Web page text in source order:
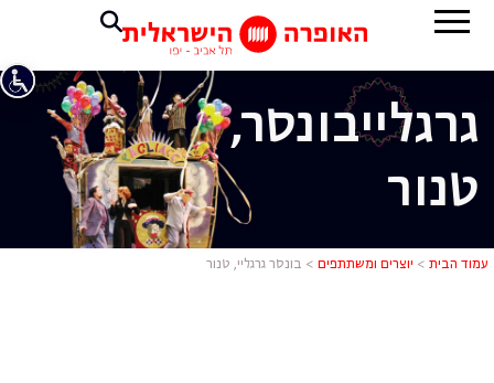
בונסר
גרגלייבונסר,
טנור
עמוד הבית > יוצרים ומשתתפים > בונסר גרגליי, טנור